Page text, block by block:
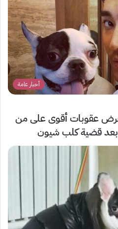
أخبار عامة
عقوبات أقوى على من
قضية كلب شيون